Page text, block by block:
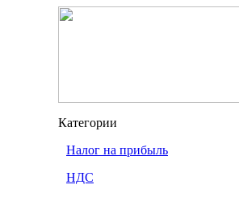
Категории
Налог на прибыль
НДС